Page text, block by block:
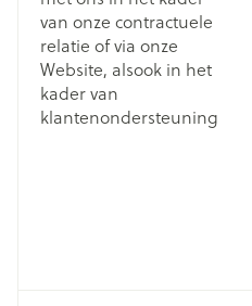
van onze contractuele
relatie of via onze
Website, alsook in het
kader van
klantenondersteuning